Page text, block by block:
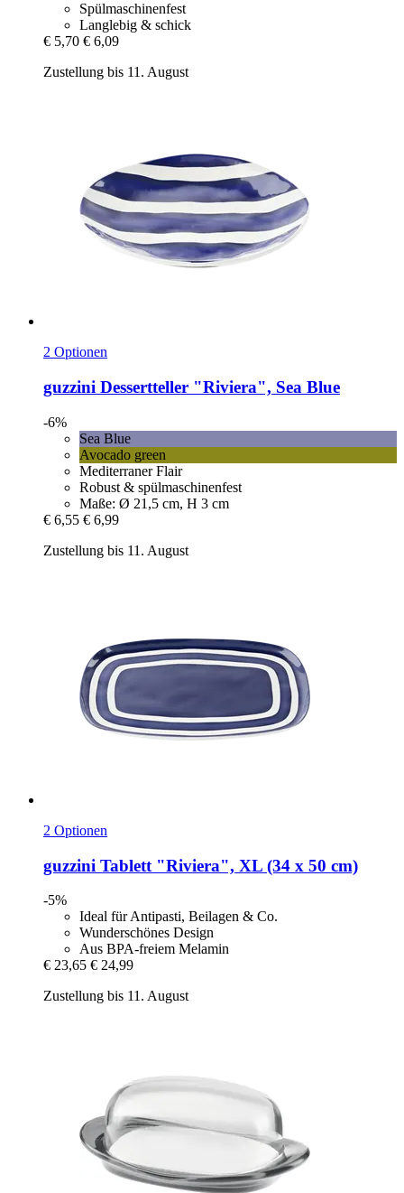
Spülmaschinenfest
Langlebig & schick
€ 5,70 € 6,09
Zustellung bis 11. August
2 Optionen
guzzini Dessertteller "Riviera", Sea Blue
-6%
Sea Blue
Avocado green
Mediterraner Flair
Robust & spülmaschinenfest
Maße: Ø 21,5 cm, H 3 cm
€ 6,55 € 6,99
Zustellung bis 11. August
2 Optionen
guzzini Tablett "Riviera", XL (34 x 50 cm)
-5%
Ideal für Antipasti, Beilagen & Co.
Wunderschönes Design
Aus BPA-freiem Melamin
€ 23,65 € 24,99
Zustellung bis 11. August